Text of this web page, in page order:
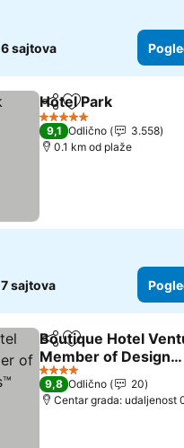
6 sajtova
Deli Dodati u favorite
Hotel Park
5 Zvezdice
9,1 Odlično
3.558
0.1 km od plaže
7 sajtova
Deli Dodati u
Boutique Hotel
Member of Design
Hotels™
4 Zvezdice
9,8 Odlično
20
Centar grada: udaljenost